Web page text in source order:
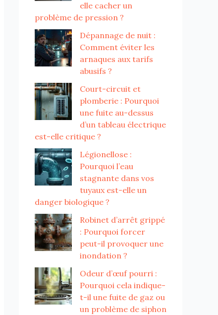
elle cacher un
problème de pression ?
Dépannage de nuit :
Comment éviter les
arnaques aux tarifs
abusifs ?
Court-circuit et
plomberie : Pourquoi
une fuite au-dessus
d’un tableau électrique
est-elle critique ?
Légionellose :
Pourquoi l’eau
stagnante dans vos
tuyaux est-elle un
danger biologique ?
Robinet d’arrêt grippé
: Pourquoi forcer
peut-il provoquer une
inondation ?
Odeur d’œuf pourri :
Pourquoi cela indique-
t-il une fuite de gaz ou
un problème de siphon